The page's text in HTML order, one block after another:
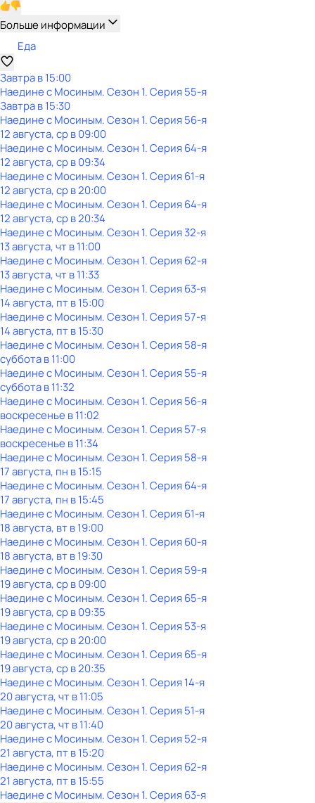
Больше информации
Еда
Завтра в 15:00
Наедине с Мосиным. Сезон 1. Серия 55-я
Завтра в 15:30
Наедине с Мосиным. Сезон 1. Серия 56-я
12 августа, ср в 09:00
Наедине с Мосиным. Сезон 1. Серия 64-я
12 августа, ср в 09:34
Наедине с Мосиным. Сезон 1. Серия 61-я
12 августа, ср в 20:00
Наедине с Мосиным. Сезон 1. Серия 64-я
12 августа, ср в 20:34
Наедине с Мосиным. Сезон 1. Серия 32-я
13 августа, чт в 11:00
Наедине с Мосиным. Сезон 1. Серия 62-я
13 августа, чт в 11:33
Наедине с Мосиным. Сезон 1. Серия 63-я
14 августа, пт в 15:00
Наедине с Мосиным. Сезон 1. Серия 57-я
14 августа, пт в 15:30
Наедине с Мосиным. Сезон 1. Серия 58-я
субботав11:00
Наедине с Мосиным. Сезон 1. Серия 55-я
субботав11:32
Наедине с Мосиным. Сезон 1. Серия 56-я
воскресенье в11:02
Наедине с Мосиным. Сезон 1. Серия 57-я
воскресенье в11:34
Наедине с Мосиным. Сезон 1. Серия 58-я
17 августа, пн в 15:15
Наедине с Мосиным. Сезон 1. Серия 64-я
17 августа, пн в 15:45
Наедине с Мосиным. Сезон 1. Серия 61-я
18 августа, вт в 19:00
Наедине с Мосиным. Сезон 1. Серия 60-я
18 августа, вт в 19:30
Наедине с Мосиным. Сезон 1. Серия 59-я
19 августа, ср в 09:00
Наедине с Мосиным. Сезон 1. Серия 65-я
19 августа, ср в 09:35
Наедине с Мосиным. Сезон 1. Серия 53-я
19 августа, ср в 20:00
Наедине с Мосиным. Сезон 1. Серия 65-я
19 августа, ср в 20:35
Наедине с Мосиным. Сезон 1. Серия 14-я
20 августа, чт в 11:05
Наедине с Мосиным. Сезон 1. Серия 51-я
20 августа, чт в 11:40
Наедине с Мосиным. Сезон 1. Серия 52-я
21 августа, пт в 15:20
Наедине с Мосиным. Сезон 1. Серия 62-я
21 августа, пт в 15:55
Наедине с Мосиным. Сезон 1. Серия 63-я